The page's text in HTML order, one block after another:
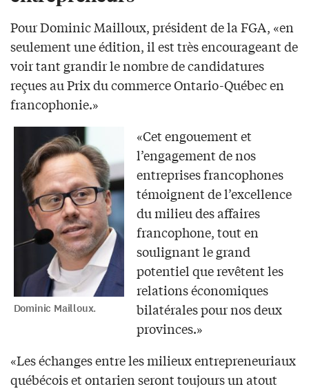
Pour Dominic Mailloux, président de la FGA, «en
seulement une édition, il est très encourageant de
voir tant grandir le nombre de candidatures
reçues au Prix du commerce Ontario-Québec en
francophonie.»
Dominic Mailloux.
«Cet engouement et
l’engagement de nos
entreprises francophones
témoignent de l’excellence
du milieu des affaires
francophone, tout en
soulignant le grand
potentiel que revêtent les
relations économiques
bilatérales pour nos deux
provinces.»
«Les échanges entre les milieux entrepreneuriaux
québécois et ontarien seront toujours un atout